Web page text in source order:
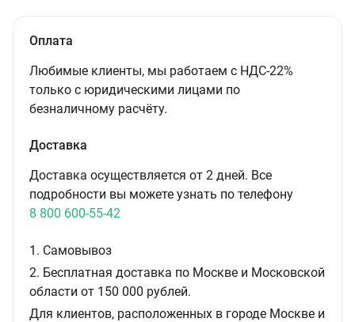
Оплата
Любимые клиенты, мы работаем с НДС-22%
только с юридическими лицами по
безналичному расчёту.
Доставка
Доставка осуществляется от 2 дней. Все
подробности вы можете узнать по телефону
8 800 600-55-42
1. Самовывоз
2. Бесплатная доставка по Москве и Московской
области от 150 000 рублей.
Для клиентов, расположенных в городе Москве и